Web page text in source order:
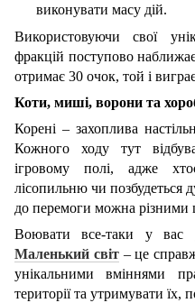
виконувати масу дій.
Використовуючи свої
фракцій поступово
отримає 30 очок, той і
Коти, миші, ворони та
Корені – захоплива
Кожного ходу тут
ігровому полі, адже
лісопильню чи позбудеться
до перемоги можна різними
Воювати все-таки у вас
Маленький світ– це
унікальними вміннями
території та утримувати